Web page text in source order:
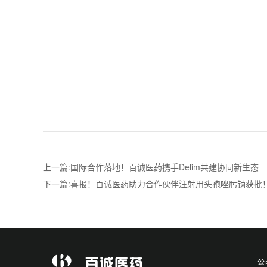
上一篇:国际合作落地！百诚医药携手Delim共建协同新生态
下一篇:喜报！百诚医药助力合作伙伴注射用头孢唑肟钠获批！
公